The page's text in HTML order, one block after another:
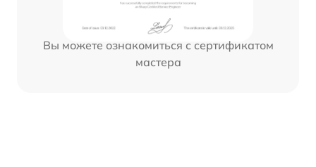
Вы можете ознакомиться с сертификатом
мастера